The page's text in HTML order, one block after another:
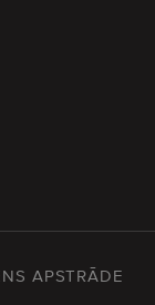
APSTRĀDE